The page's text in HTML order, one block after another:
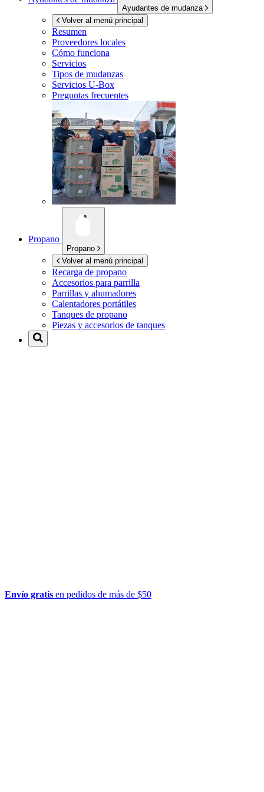
Ayudantes de mudanza
Volver al menú principal
Resumen
Proveedores locales
Cómo funciona
Servicios
Tipos de mudanzas
Servicios U-Box
Preguntas frecuentes
Propano
Propano
Volver al menú principal
Recarga de propano
Accesorios para parrilla
Parrillas y ahumadores
Calentadores portátiles
Tanques de propano
Piezas y accesorios de tanques
Envío gratis en pedidos de más de $50